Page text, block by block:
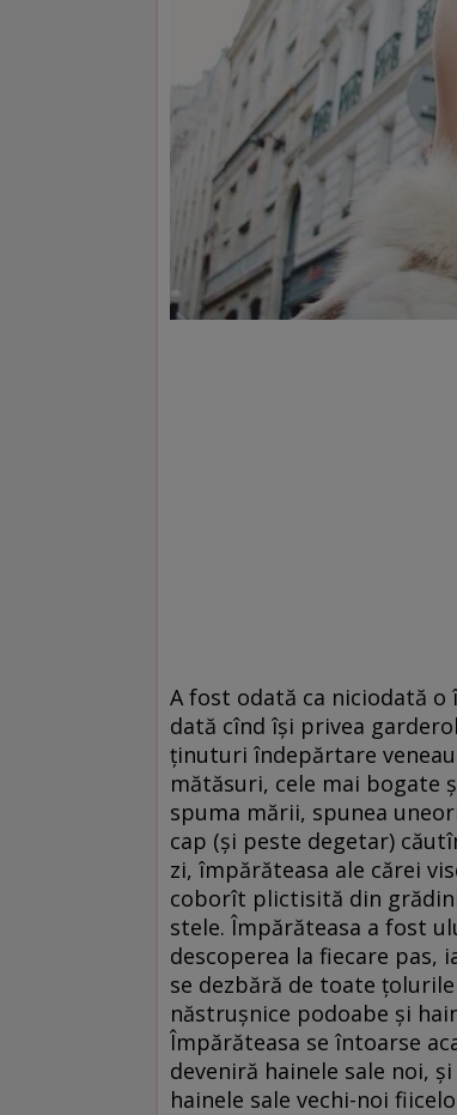
A fost odată ca niciodată o
dată cînd își privea
ținuturi îndepărtare
mătăsuri, cele mai bogate
spuma mării, spunea
cap (și peste degetar)
zi, împărăteasa ale cărei
coborît plictisită din
stele. Împărăteasa a fost
descoperea la fiecare
se dezbără de toate
năstrușnice podoabe și
Împărăteasa se întoarse
deveniră hainele sale noi,
hainele sale vechi-noi